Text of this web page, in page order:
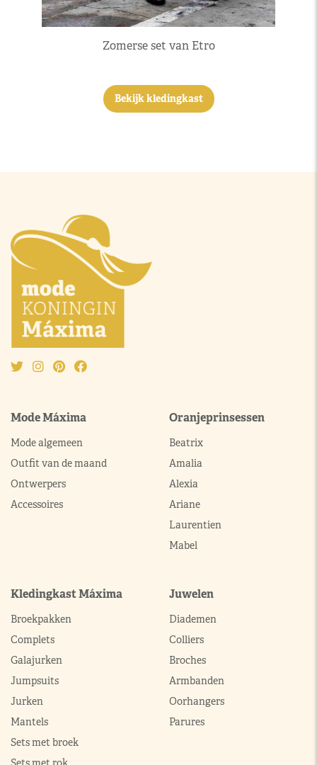
Zomerse set van Etro
Bekijk kledingkast
Mode Máxima
Mode algemeen
Outfit van de maand
Ontwerpers
Accessoires
Oranjeprinsessen
Beatrix
Amalia
Alexia
Ariane
Laurentien
Mabel
Kledingkast Máxima
Broekpakken
Complets
Galajurken
Jumpsuits
Jurken
Mantels
Sets met broek
Juwelen
Diademen
Colliers
Broches
Armbanden
Oorhangers
Parures